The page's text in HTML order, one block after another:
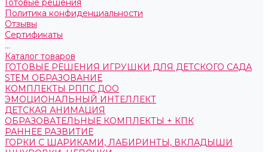
Готовые решения
Политика конфиденциальности
Отзывы
Сертификаты
...
Каталог товаров
ГОТОВЫЕ РЕШЕНИЯ ИГРУШКИ ДЛЯ ДЕТСКОГО САДА
STEM ОБРАЗОВАНИЕ
КОМПЛЕКТЫ РППС ДОО
ЭМОЦИОНАЛЬНЫЙ ИНТЕЛЛЕКТ
ДЕТСКАЯ АНИМАЦИЯ
ОБРАЗОВАТЕЛЬНЫЕ КОМПЛЕКТЫ + КПК
РАННЕЕ РАЗВИТИЕ
ГОРКИ С ШАРИКАМИ, ЛАБИРИНТЫ, ВКЛАДЫШИ